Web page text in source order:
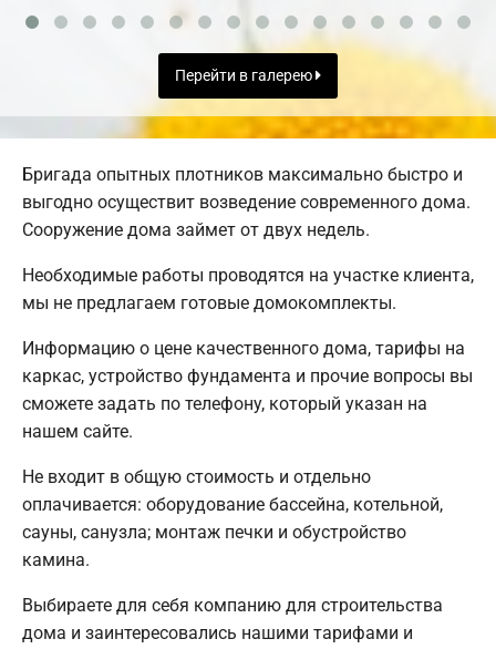
Перейти в галерею
Бригада опытных плотников максимально быстро и
выгодно осуществит возведение современного дома.
Сооружение дома займет от двух недель.
Необходимые работы проводятся на участке клиента,
мы не предлагаем готовые домокомплекты.
Информацию о цене качественного дома, тарифы на
каркас, устройство фундамента и прочие вопросы вы
сможете задать по телефону, который указан на
нашем сайте.
Не входит в общую стоимость и отдельно
оплачивается: оборудование бассейна, котельной,
сауны, санузла; монтаж печки и обустройство
камина.
Выбираете для себя компанию для строительства
дома и заинтересовались нашими тарифами и